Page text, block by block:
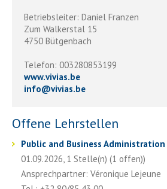
Betriebsleiter: Daniel Franzen
Zum Walkerstal 15
4750 Bütgenbach
Telefon: 003280853199
www.vivias.be
info@vivias.be
Offene Lehrstellen
Public and Business Administration
01.09.2026, 1 Stelle(n) (1 offen))
Ansprechpartner: Véronique Lejeune